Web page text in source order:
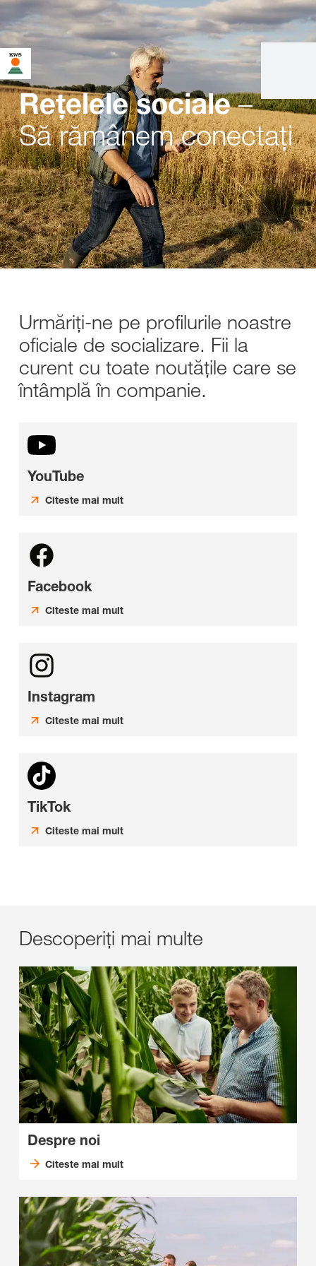
Rețelele sociale–
Să rămânem conectați
Urmăriți-ne pe profilurile noastre
oficiale de socializare. Fii la
curent cu toate noutățile care se
întâmplă în companie.
YouTube
Citeste mai mult
Facebook
Citeste mai mult
Instagram
Citeste mai mult
TikTok
Citeste mai mult
Descoperiți mai multe
Despre noi
Citeste mai mult